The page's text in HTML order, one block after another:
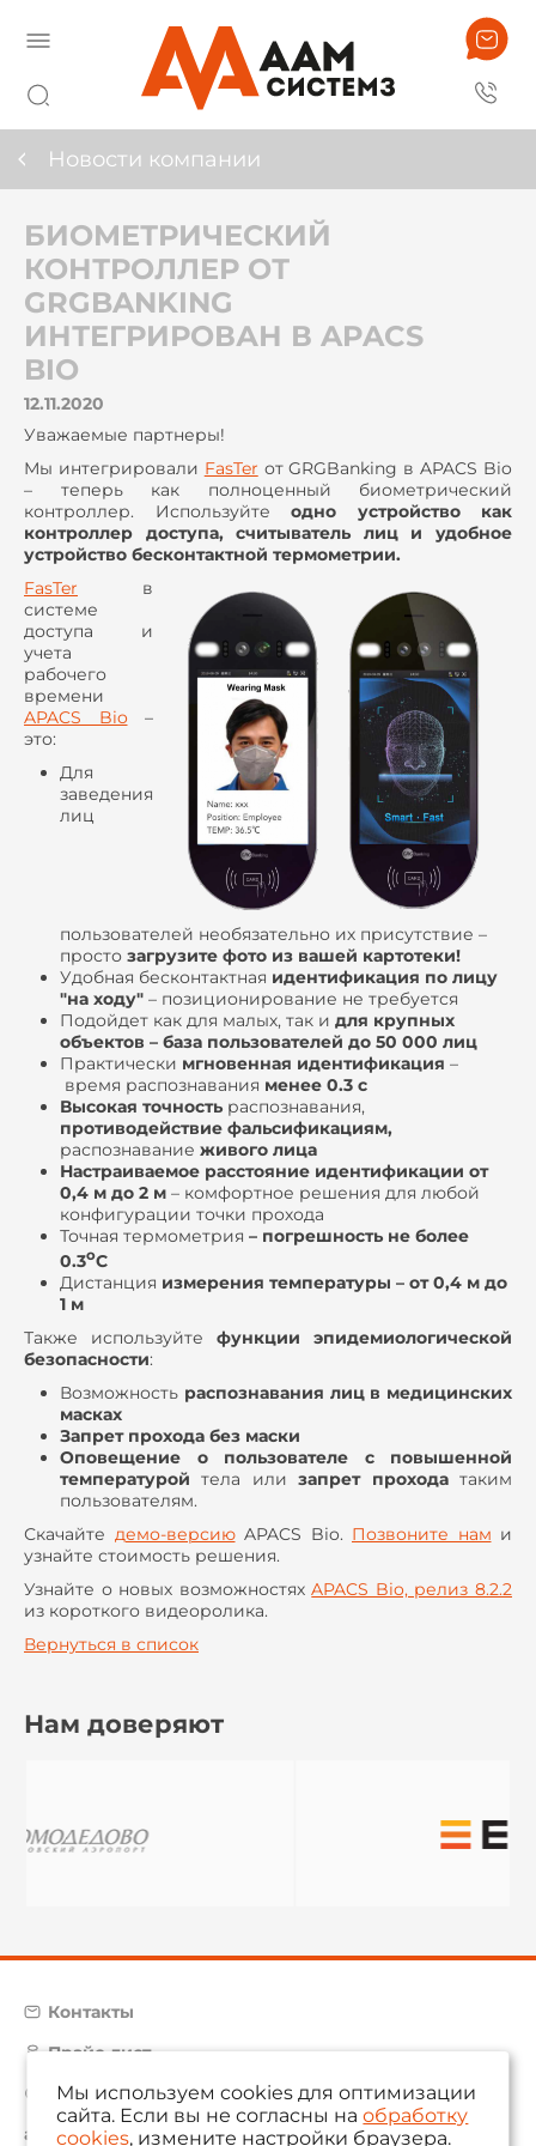
Новости компании
БИОМЕТРИЧЕСКИЙ
КОНТРОЛЛЕР ОТ
GRGBANKING
ИНТЕГРИРОВАН В APACS
BIO
12.11.2020
Уважаемые партнеры!
Мы интегрировали FasTer от GRGBanking в APACS Bio
– теперь как полноценный биометрический
контроллер. Используйте одно устройство как
контроллер доступа, считыватель лиц и удобное
устройство бесконтактной термометрии.
FasTer в
системе
доступа и
учета
рабочего
времени
APACS Bio–
это:
Для
заведения
лиц
пользователей необязательно их присутствие –
просто загрузите фото из вашей картотеки!
Удобная бесконтактная идентификация по лицу
"на ходу" – позиционирование не требуется
Подойдет как для малых, так и для крупных
объектов – база пользователей до 50 000 лиц
Практически мгновенная идентификация –
время распознавания менее 0.3 с
Высокая точность распознавания,
противодействие фальсификациям,
распознавание живого лица
Настраиваемое расстояние идентификации от
0,4 м до 2 м – комфортное решения для любой
конфигурации точки прохода
Точная термометрия – погрешность не более
0.3оС
Дистанция измерения температуры – от 0,4 м до
1 м
Также используйте функции эпидемиологической
безопасности:
Возможность распознавания лиц в медицинских
масках
Запрет прохода без маски
Оповещение о пользователе с повышенной
температурой тела илизапрет проходатаким
пользователям.
Скачайте демо-версиюAPACS Bio. Позвоните нам и
узнайте стоимость решения.
Узнайте о новых возможностяхAPACS Bio, релиз 8.2.2
из короткого видеоролика.
Вернуться в список
Нам доверяют
Контакты
Прайс-лист
Карта сайта
aam@aamsystems.ru
Мы используем cookies для оптимизации
сайта. Если вы не согласны наобработку
cookies, измените настройки браузера.